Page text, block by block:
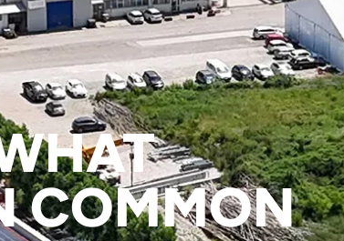
COMMON